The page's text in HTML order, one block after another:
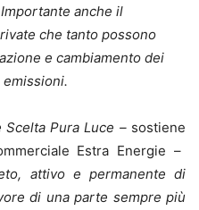
anche il
che tanto possono
e cambiamento dei
Pura Luce – sostiene
Estra Energie –
attivo e permanente di
di una parte sempre più